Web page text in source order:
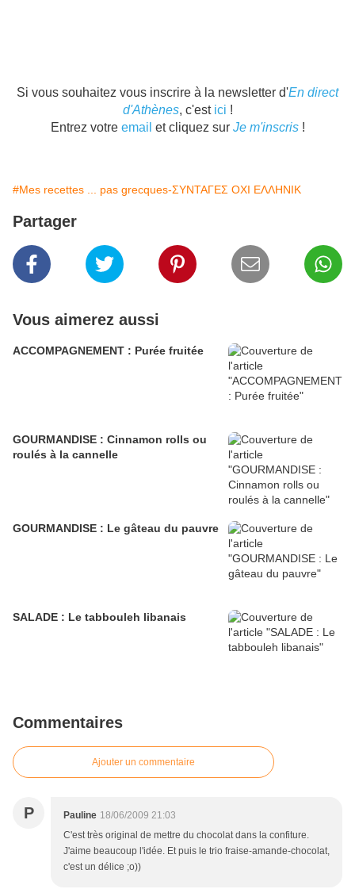
Si vous souhaitez vous inscrire à la newsletter d'En direct
d'Athènes, c'est ici !
Entrez votre email et cliquez sur Je m'inscris!
#Mes recettes ... pas grecques-ΣΥΝΤΑΓΕΣ ΟΧΙ ΕΛΛΗΝΙΚ
Partager
Vous aimerez aussi
ACCOMPAGNEMENT : Purée fruitée
GOURMANDISE : Cinnamon rolls ou
roulés à la cannelle
GOURMANDISE : Le gâteau du pauvre
SALADE : Le tabbouleh libanais
Commentaires
Ajouter un commentaire
P Pauline 18/06/2009 21:03
C'est très original de mettre du chocolat dans la confiture.
J'aime beaucoup l'idée. Et puis le trio fraise-amande-chocolat,
c'est un délice ;o))